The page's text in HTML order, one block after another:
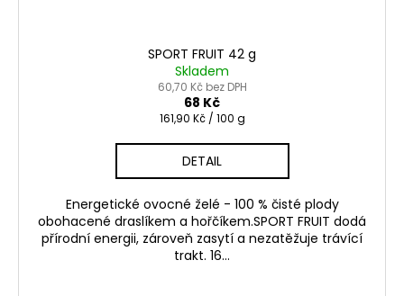
SPORT FRUIT 42 g
Skladem
60,70 Kč bez DPH
68 Kč
Měrná
161,90 Kč / 100 g
DETAIL
Energetické ovocné želé - 100 % čisté plody
obohacené draslíkem a hořčíkem.SPORT FRUIT dodá
přírodní energii, zároveň zasytí a nezatěžuje trávící
trakt. 16...